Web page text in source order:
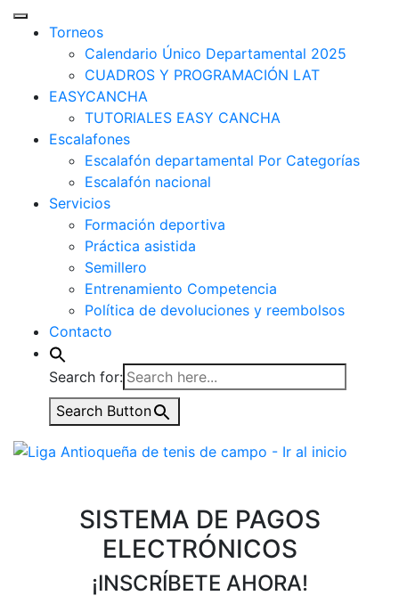
Torneos
Calendario Único Departamental 2025
CUADROS Y PROGRAMACIÓN LAT
EASYCANCHA
TUTORIALES EASY CANCHA
Escalafones
Escalafón departamental Por Categorías
Escalafón nacional
Servicios
Formación deportiva
Práctica asistida
Semillero
Entrenamiento Competencia
Política de devoluciones y reembolsos
Contacto
Search for:
Search Button
SISTEMA DE PAGOS
ELECTRÓNICOS
¡INSCRÍBETE AHORA!